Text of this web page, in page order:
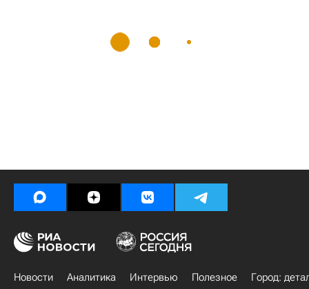
Новости Аналитика Интервью Полезное
Город: